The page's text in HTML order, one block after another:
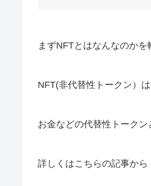
まずNFTとはなんなのか
NFT(非代替性トークン）
お金などの代替性トーク
詳しくはこちらの記事から